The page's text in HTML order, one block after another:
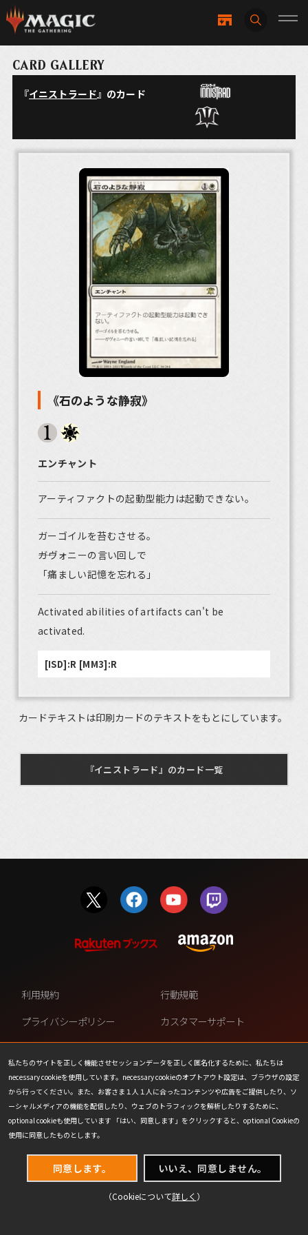
CARD GALLERY
『イニストラード』のカード
《石のような静寂》
エンチャント
アーティファクトの起動型能力は起動できない。
ガーゴイルを苔むさせる。
――ガヴォニーの言い回しで
「痛ましい記憶を忘れる」
Activated abilities of artifacts can't be
activated.
[ISD]:R [MM3]:R
カードテキストは印刷カードのテキストをもとにしています。
『イニストラード』のカード一覧
私たちのサイトを正しく機能させセッションデータを正しく匿名化するために、私たちは
necessary cookieを使用しています。necessary cookieのオプトアウト設定は、ブラウザの設定
から行ってください。また、お客さま１人１人に合ったコンテンツや広告をご提供したり、ソ
ーシャルメディアの機能を配信したり、ウェブのトラフィックを解析したりするために、
optional cookieも使用しています 「はい、同意します」をクリックすると、optional Cookieの
使用に同意したものとします。
同意します。 いいえ、同意しません。
（Cookieについて詳しく ）
利用規約
行動規範
プライバシーポリシー
カスタマーサポート
ファンコンテンツ・ポリシー
個人情報の販売や共有を許可し
ない
COOKIE
プレスリリース
会社情報
お問い合わせ